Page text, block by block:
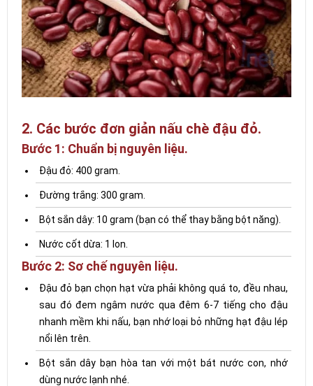
2. Các bước đơn giản nấu chè đậu đỏ.
Bước 1: Chuẩn bị nguyên liệu.
Đậu đỏ: 400 gram.
Đường trắng: 300 gram.
Bột sắn dây: 10 gram (bạn có thể thay bằng bột năng).
Nước cốt dừa: 1 lon.
Bước 2: Sơ chế nguyên liệu.
Đậu đỏ bạn chọn hạt vừa phải không quá to, đều nhau,
sau đó đem ngâm nước qua đêm 6-7 tiếng cho đậu
nhanh mềm khi nấu, bạn nhớ loại bỏ những hạt đậu lép
nổi lên trên.
Bột sắn dây bạn hòa tan với một bát nước con, nhớ
dùng nước lạnh nhé.